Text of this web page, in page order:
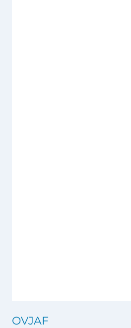
OVJAF